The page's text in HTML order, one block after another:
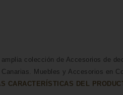
colección de Accesorios de
Muebles y Accesorios en
CARACTERÍSTICAS DEL